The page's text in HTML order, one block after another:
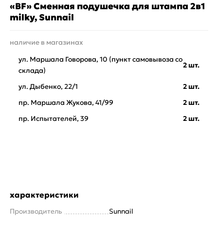
«BF» Сменная подушечка для штампа 2в1
milky, Sunnail
наличие в магазинах
ул. Маршала Говорова, 10 (пункт самовывоза со
склада)
2 шт.
ул. Дыбенко, 22/1
2 шт.
пр. Маршала Жукова, 41/99
2 шт.
пр. Испытателей, 39
2 шт.
характеристики
Производитель Sunnail